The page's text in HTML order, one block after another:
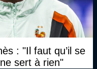
: "Il faut qu’il se
sert à rien"